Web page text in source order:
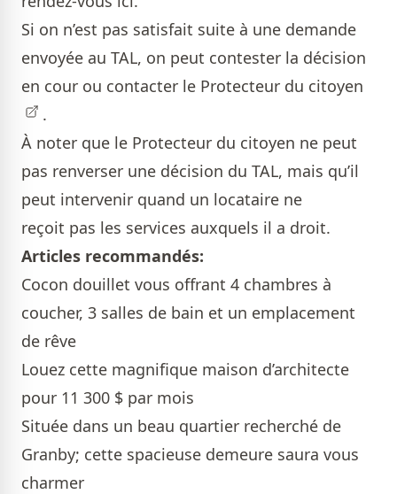
Si on n’est pas satisfait suite à une demande
envoyée au TAL, on peut contester la décision
en cour ou contacter le Protecteur du citoyen
.
À noter que le Protecteur du citoyen ne peut
pas renverser une décision du TAL, mais qu’il
peut intervenir quand un locataire ne
reçoit pas les services auxquels il a droit.
Articles recommandés:
Cocon douillet vous offrant 4 chambres à
coucher, 3 salles de bain et un emplacement
de rêve
Louez cette magnifique maison d’architecte
pour 11 300 $ par mois
Située dans un beau quartier recherché de
Granby; cette spacieuse demeure saura vous
charmer